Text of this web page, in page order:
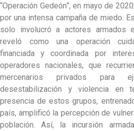
“Operación Gedeón”, en mayo de
por una intensa campaña de miedo.
solo involucró a actores armados
reveló como una operación
financiada y coordinada por
operadores nacionales, que
mercenarios privados para
desestabilización y violencia en
presencia de estos grupos,
país, amplificó la percepción de
población. Así, la incursión